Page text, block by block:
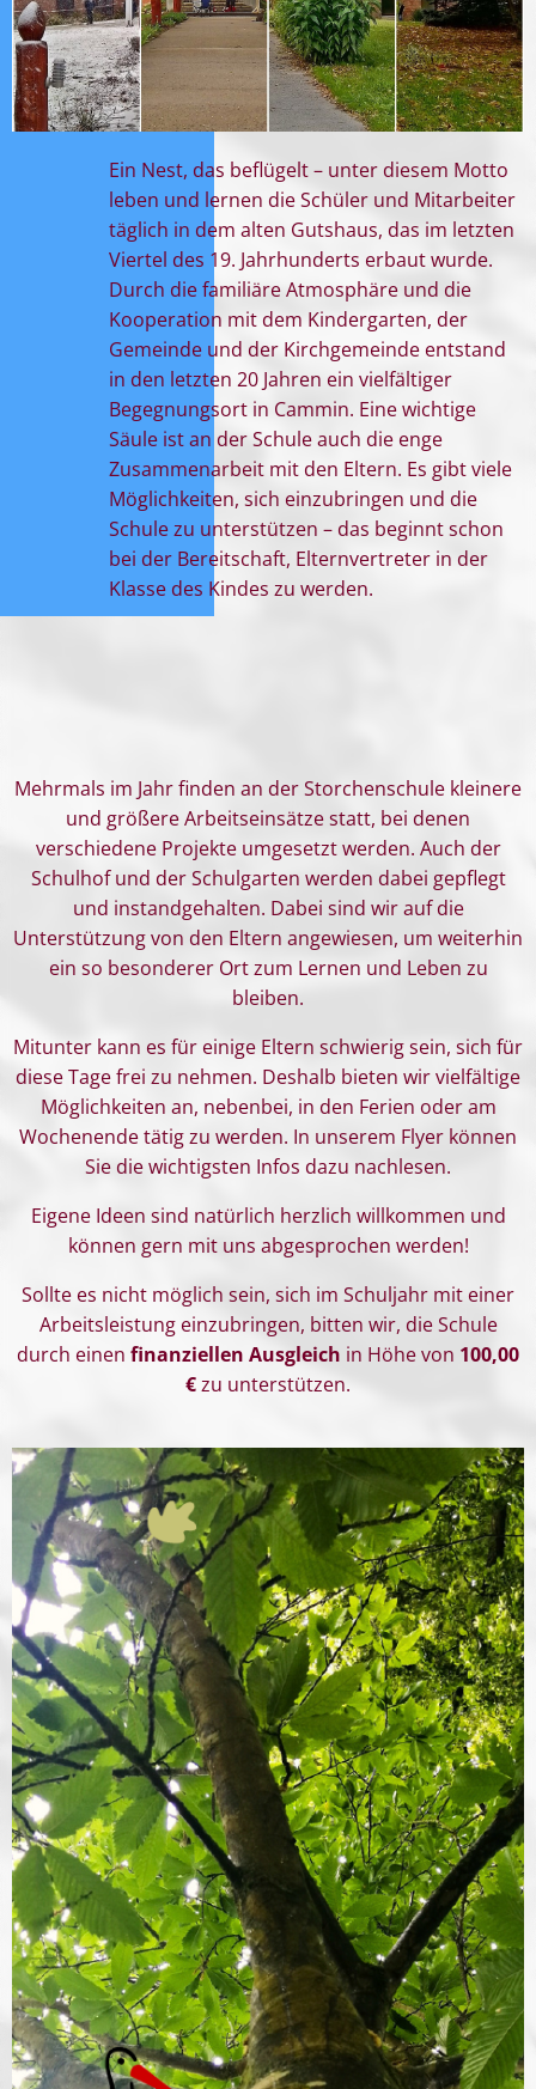
Ein Nest, das beflügelt – unter diesem Motto
leben und lernen die Schüler und Mitarbeiter
täglich in dem alten Gutshaus, das im letzten
Viertel des 19. Jahrhunderts erbaut wurde.
Durch die familiäre Atmosphäre und die
Kooperation mit dem Kindergarten, der
Gemeinde und der Kirchgemeinde entstand
in den letzten 20 Jahren ein vielfältiger
Begegnungsort in Cammin. Eine wichtige
Säule ist an der Schule auch die enge
Zusammenarbeit mit den Eltern. Es gibt viele
Möglichkeiten, sich einzubringen und die
Schule zu unterstützen – das beginnt schon
bei der Bereitschaft, Elternvertreter in der
Klasse des Kindes zu werden.
Mehrmals im Jahr finden an der Storchenschule kleinere
und größere Arbeitseinsätze statt, bei denen
verschiedene Projekte umgesetzt werden. Auch der
Schulhof und der Schulgarten werden dabei gepflegt
und instandgehalten. Dabei sind wir auf die
Unterstützung von den Eltern angewiesen, um weiterhin
ein so besonderer Ort zum Lernen und Leben zu
bleiben.
Mitunter kann es für einige Eltern schwierig sein, sich für
diese Tage frei zu nehmen. Deshalb bieten wir vielfältige
Möglichkeiten an, nebenbei, in den Ferien oder am
Wochenende tätig zu werden. In unserem Flyer können
Sie die wichtigsten Infos dazu nachlesen.
Eigene Ideen sind natürlich herzlich willkommen und
können gern mit uns abgesprochen werden!
Sollte es nicht möglich sein, sich im Schuljahr mit einer
Arbeitsleistung einzubringen, bitten wir, die Schule
durch einen finanziellen Ausgleich in Höhe von 100,00
€zu unterstützen.